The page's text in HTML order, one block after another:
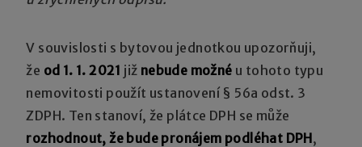
V souvislosti s bytovou jednotkou upozorňuji,
že od 1. 1. 2021 již nebude možné u tohoto typu
nemovitosti použít ustanovení § 56a odst. 3
ZDPH. Ten stanoví, že plátce DPH se může
rozhodnout, že bude pronájem podléhat DPH,